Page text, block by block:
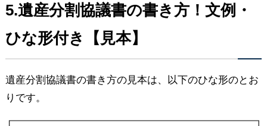
5.遺産分割協議書の書き方！文例・
ひな形付き【見本】
遺産分割協議書の書き方の見本は、以下のひな形のとお
りです。